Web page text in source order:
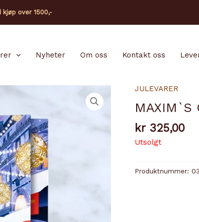
over 1500,-
Nyheter Om oss Kontakt oss
JULEVARER
MAXIM`S
kr325,00
Utsolgt
Produktnummer: